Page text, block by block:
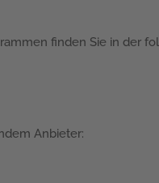
finden Sie in der
Anbieter: